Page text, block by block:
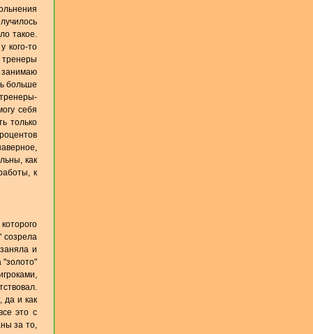
такое.
кого-то
тренеры
занимаю
больше
себя
только
как
к
созрела
и
"золото"
да и как
это с
за то,